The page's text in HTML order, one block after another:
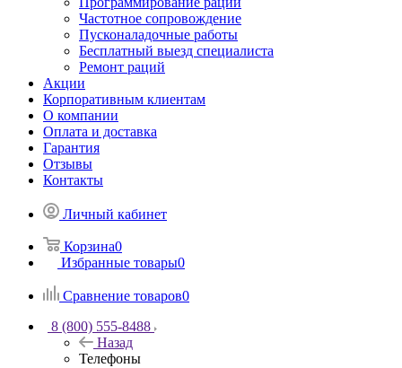
Частотное сопровождение
Пусконаладочные работы
Бесплатный выезд специалиста
Ремонт раций
Акции
Корпоративным клиентам
О компании
Оплата и доставка
Гарантия
Отзывы
Контакты
Личный кабинет
Корзина0
Избранные товары0
Сравнение товаров0
8 (800) 555-8488
Назад
Телефоны